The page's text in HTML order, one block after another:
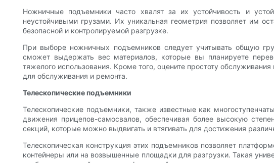
Ножничные подъемники часто хвалят за их устойчивость и
неустойчивыми грузами. Их уникальная геометрия позволяет им
безопасной и контролируемой разгрузке.
При выборе ножничных подъемников следует учитывать общую
сможет выдержать вес материалов, которые вы планируете
тяжелого использования. Кроме того, оцените простоту
для обслуживания и ремонта.
Телескопические подъемники
Телескопические подъемники, также известные как
движения прицепов-самосвалов, обеспечивая более высокую
секций, которые можно выдвигать и втягивать для достижения
Телескопическая конструкция этих подъемников позволяет
контейнеры или на возвышенные площадки для разгрузки. Такая